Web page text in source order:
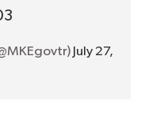
July 27,